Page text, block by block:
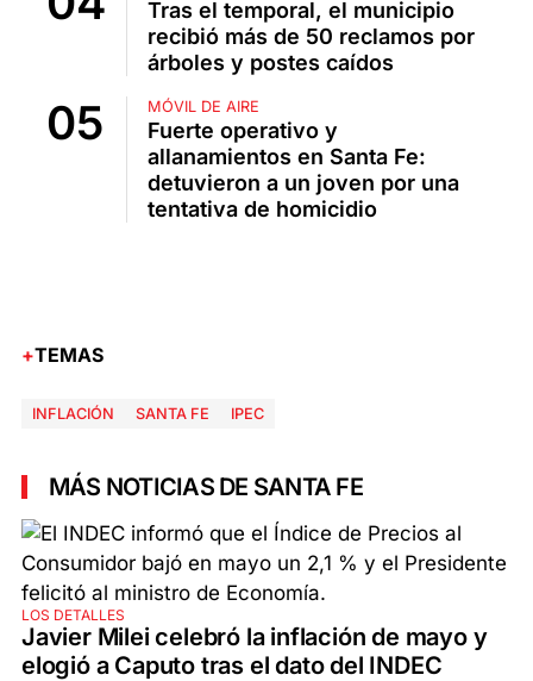
Tras el temporal, el municipio
recibió más de 50 reclamos por
árboles y postes caídos
MÓVIL DE AIRE
Fuerte operativo y
allanamientos en Santa Fe:
detuvieron a un joven por una
tentativa de homicidio
TEMAS
INFLACIÓN SANTA FE IPEC
MÁS NOTICIAS DE SANTA FE
LOS DETALLES
Javier Milei celebró la inflación de mayo y
elogió a Caputo tras el dato del INDEC